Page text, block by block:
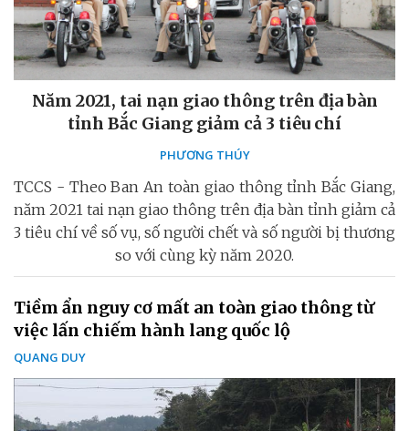
Năm 2021, tai nạn giao thông trên địa bàn
tỉnh Bắc Giang giảm cả 3 tiêu chí
PHƯƠNG THÚY
TCCS - Theo Ban An toàn giao thông tỉnh Bắc Giang,
năm 2021 tai nạn giao thông trên địa bàn tỉnh giảm cả
3 tiêu chí về số vụ, số người chết và số người bị thương
so với cùng kỳ năm 2020.
Tiềm ẩn nguy cơ mất an toàn giao thông từ
việc lấn chiếm hành lang quốc lộ
QUANG DUY